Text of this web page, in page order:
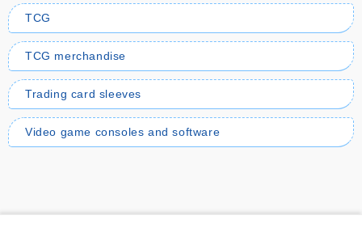
TCG
TCG merchandise
Trading card sleeves
Video game consoles and software